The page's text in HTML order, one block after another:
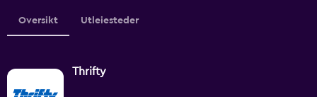
Oversikt Utleiesteder
Thrifty